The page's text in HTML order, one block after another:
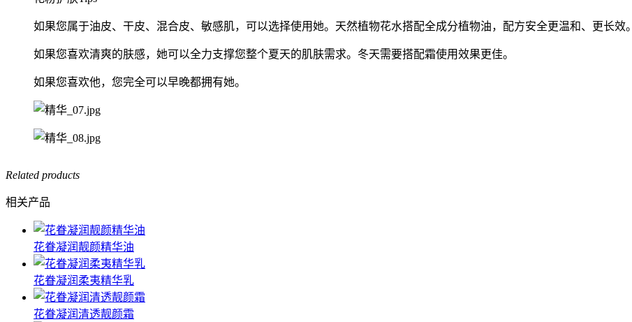
如果您属于油皮、干皮、混合皮、敏感肌，可以选择使用她。天然植物花水搭配全成分植物油，配方安全更温和、更长效。
如果您喜欢清爽的肤感，她可以全力支撑您整个夏天的肌肤需求。冬天需要搭配霜使用效果更佳。
如果您喜欢他，您完全可以早晚都拥有她。
Related products
相关产品
花眷凝润靓颜精华油
花眷凝润柔夷精华乳
花眷凝润清透靓颜霜